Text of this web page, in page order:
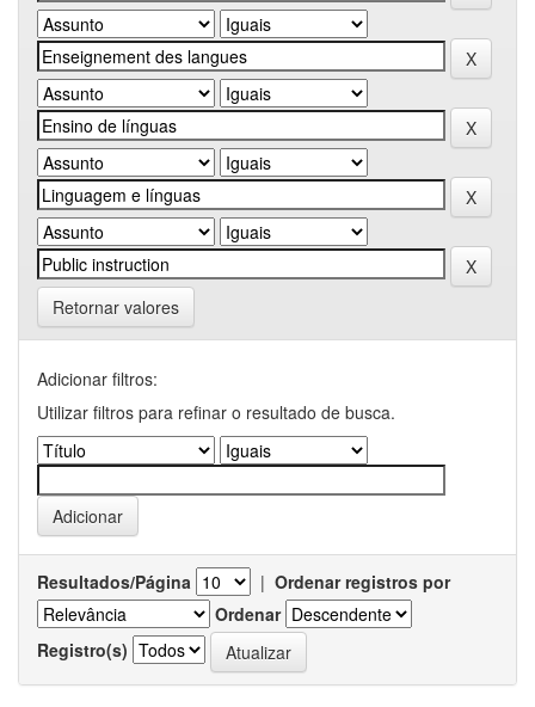
Retornar valores
Adicionar filtros:
Utilizar filtros para refinar o resultado de busca.
Resultados/Página | Ordenar registros por
Ordenar
Registro(s)